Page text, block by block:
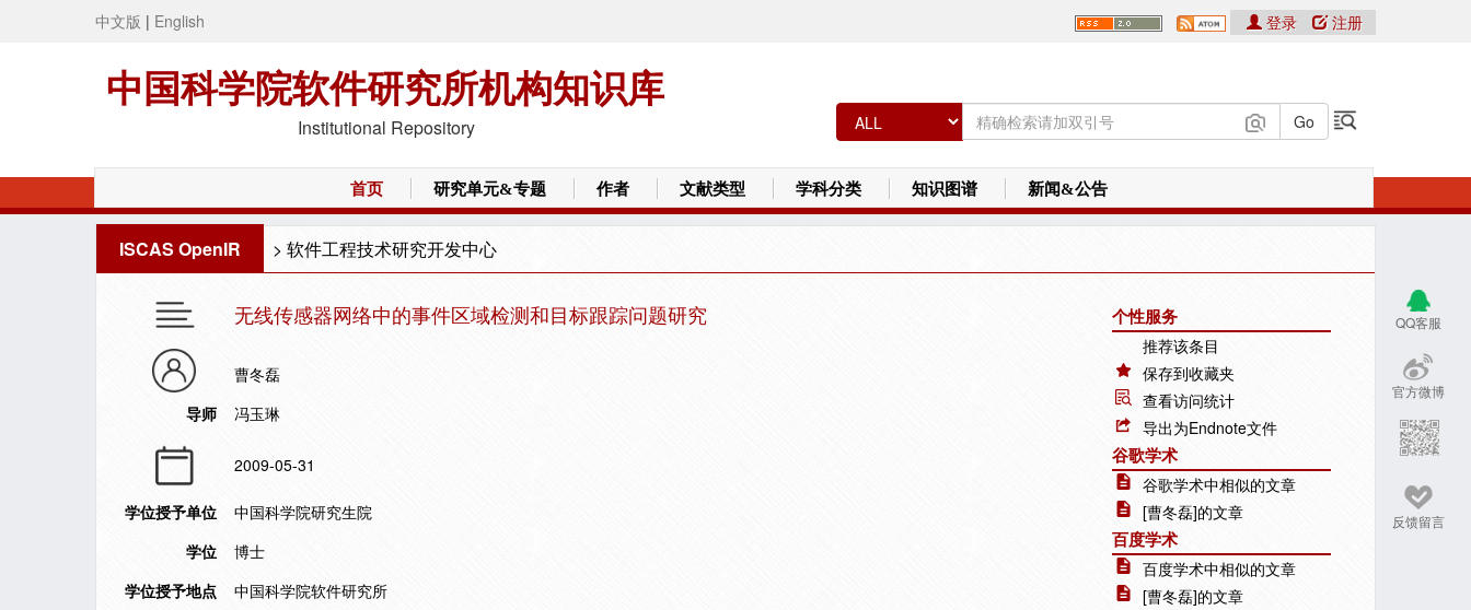
中文版 | English
中国科学院软件研究所机构知识库
Institutional Repository
登录 注册
首页 研究单元&专题 作者 文献类型 学科分类 知识图谱 新闻&公告
ISCAS OpenIR > 软件工程技术研究开发中心
QQ客服
官方微博
反馈留言
无线传感器网络中的事件区域检测和目标跟踪问题研究
曹冬磊
导师
冯玉琳
2009-05-31
学位授予单位
中国科学院研究生院
学位
博士
学位授予地点
中国科学院软件研究所
个性服务
推荐该条目
保存到收藏夹
查看访问统计
导出为Endnote文件
谷歌学术
谷歌学术中相似的文章
[曹冬磊]的文章
百度学术
百度学术中相似的文章
[曹冬磊]的文章